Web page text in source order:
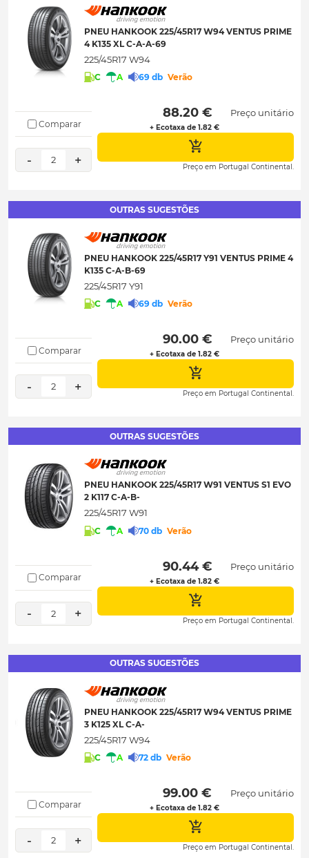
PNEU HANKOOK 225/45R17 W94 VENTUS PRIME
4 K135 XL C-A-A-69
225/45R17 W94
C A 69 db Verão
Comparar
- 2 +
88.20 €
+ Ecotaxa de 1.82 €
Preço unitário
Preço em Portugal Continental.
OUTRAS SUGESTÕES
PNEU HANKOOK 225/45R17 Y91 VENTUS PRIME 4
K135 C-A-B-69
225/45R17 Y91
C A 69 db Verão
Comparar
- 2 +
90.00 €
+ Ecotaxa de 1.82 €
Preço unitário
Preço em Portugal Continental.
OUTRAS SUGESTÕES
PNEU HANKOOK 225/45R17 W91 VENTUS S1 EVO
2 K117 C-A-B-
225/45R17 W91
C A 70 db Verão
Comparar
- 2 +
90.44 €
+ Ecotaxa de 1.82 €
Preço unitário
Preço em Portugal Continental.
OUTRAS SUGESTÕES
PNEU HANKOOK 225/45R17 W94 VENTUS PRIME
3 K125 XL C-A-
225/45R17 W94
C A 72 db Verão
Comparar
- 2 +
99.00 €
+ Ecotaxa de 1.82 €
Preço unitário
Preço em Portugal Continental.